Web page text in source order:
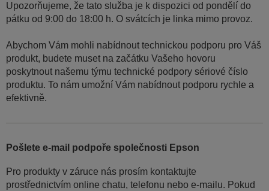
Upozorňujeme, že tato služba je k dispozici od pondělí do
pátku od 9:00 do 18:00 h. O svátcích je linka mimo provoz.
Abychom Vám mohli nabídnout technickou podporu pro Váš
produkt, budete muset na začátku Vašeho hovoru
poskytnout našemu týmu technické podpory sériové číslo
produktu. To nám umožní Vám nabídnout podporu rychle a
efektivně.
Pošlete e-mail podpoře společnosti Epson
Pro produkty v záruce nás prosím kontaktujte
prostřednictvím online chatu, telefonu nebo e-mailu. Pokud